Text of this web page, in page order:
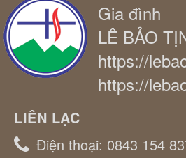
Gia đình
LÊ BẢO
https://
https://
LIÊN LẠC
Điện thoại: 0843 154